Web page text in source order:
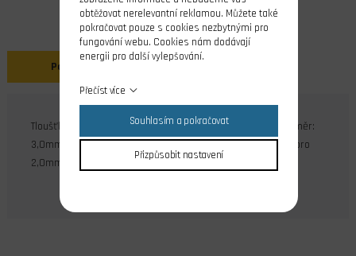
Popis
Tloušťka stěny: 0,40mm, váha: cca. 27,5g/m, venkovní průměr:
3,0mm, vnitřní průměr 2,2mm, délka 1000mm, použitelné pro
2,0mm hřídele.
obtěžovat nerelevantní reklamou. Můžete také
pokračovat pouze s cookies nezbytnými pro
fungování webu. Cookies nám dodávají
energii pro další vylepšování.
Přečíst více
Souhlasím a pokračovat
Přizpůsobit nastavení